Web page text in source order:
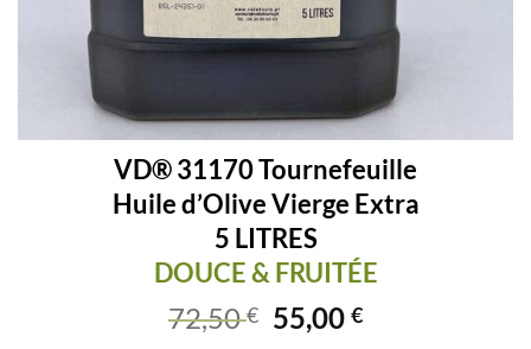
VD® 31170 Tournefeuille
Huile d’Olive Vierge Extra
5 LITRES
DOUCE & FRUITÉE
72,50€ 55,00€